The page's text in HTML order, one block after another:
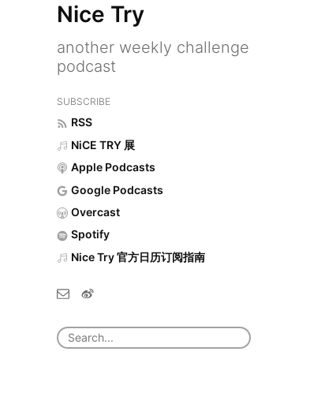
Nice Try
another weekly challenge
podcast
SUBSCRIBE
RSS
NiCE TRY 展
Apple Podcasts
Google Podcasts
Overcast
Spotify
Nice Try 官方日历订阅指南